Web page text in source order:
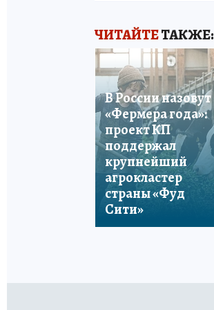
ЧИТАЙТЕТАКЖЕ:
В России назовут
«Фермера года»:
проект КП
поддержал
крупнейший
агрокластер
страны «Фуд
Сити»